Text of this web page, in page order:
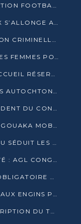
KINTELÉ, FUTUR HUB DE LA FORMATION FOOTBALLISTIQUE AFRICAINE ?
LA LISTE DES HÔPITAUX GÉNÉRAUX S’ALLONGE AU CONGO
JUSTICE : OUVERTURE DE LA SESSION CRIMINELLE À BRAZZAVILLE AVEC 52 DOSSIERS AU RÔLE
L’OFC CUVETTE-OUEST MOBILISE LES FEMMES POUR ACCUEILLIR LE PRÉSIDENT DE LA RÉPUBLIQUE
VISITE DE TRAVAIL : UN VIBRANT ACCUEIL RÉSERVÉ À DENIS SASSOU-N’GUESSO PAR L’ASSOCIATION « LES AMIS DE WOMO »
LÉKOUMOU : PLUS DE 900 ENFANTS AUTOCHTONES REÇOIVENT DES KITS SCOLAIRES GRÂCE À L’ESPACE OPOKO
PASCAL TSATY-MABIALA ÉLU PRÉSIDENT DU CONSEIL NATIONAL DE L’UPADS
LA SECTION 1-PCT MOUKOUNDZI NGOUAKA MOBILISE 100 000 FCFA POUR LE 6ᵉ CONGRÈS DU PARTI
BASSIN DU CONGO : LE FONDS BLEU SÉDUIT LES BAILLEURS À BELÉM
JOURNÉE MONDIALE DE LA QUALITÉ : AGL CONGO FORME ET SENSIBILISE LES JEUNES TALENTS
L’ACPE LANCE LA CERTIFICATION OBLIGATOIRE DES CONTRATS DE TRAVAIL DES TRANSPORTEURS
POINTE-NOIRE SE DOTE DE NOUVEAUX ENGINS POUR L’ASSAINISSEMENT ET L’ENTRETIEN ROUTIER
DES MÉDECINS DEMANDENT L’INSCRIPTION DU TRAITEMENT DU PIED-BOT DANS LES CURSUS UNIVERSITAIRES